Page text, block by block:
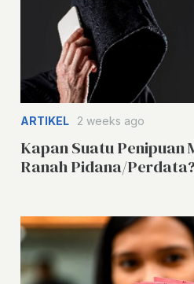
ARTIKEL 2 weeks ago
Kapan Suatu Penipuan
Ranah Pidana/Perdata?